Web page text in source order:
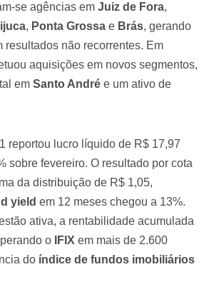
se agências em Juiz de Fora,
, Ponta Grossa e Brás, gerando
resultados não recorrentes. Em
aquisições em novos segmentos,
em Santo André e um ativo de
reportou lucro líquido de R$ 17,97
sobre fevereiro. O resultado por cota
da distribuição de R$ 1,05,
yield em 12 meses chegou a 13%.
ativa, a rentabilidade acumulada
o
IFIX em mais de 2.600
do índice de fundos imobiliários